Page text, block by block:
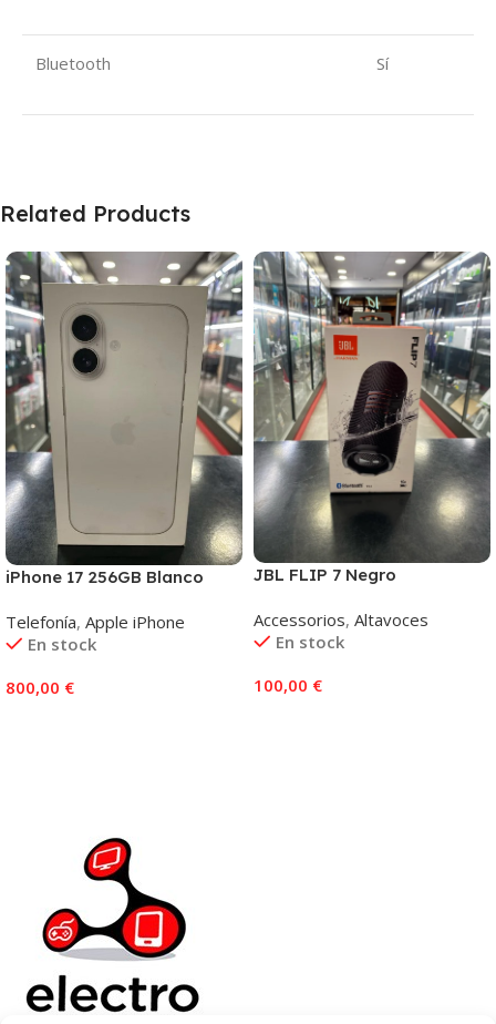
Bluetooth Sí
Related Products
iPhone 17 256GB Blanco
Telefonía, Apple iPhone
En stock
800,00 €
JBL FLIP 7 Negro
Accessorios, Altavoces
En stock
100,00 €